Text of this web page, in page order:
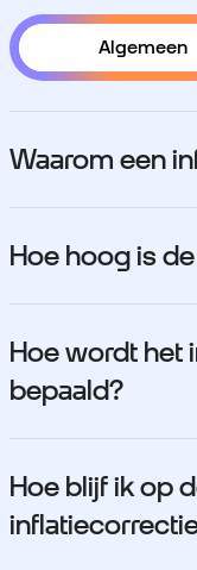
Algemeen
Waarom een
Hoe hoog is
Hoe wordt het
bepaald?
Hoe blijf ik op